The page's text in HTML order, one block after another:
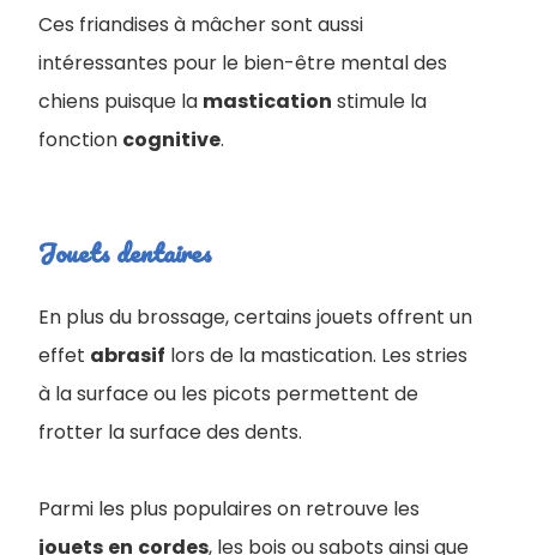
Ces friandises à mâcher sont aussi
intéressantes pour le bien-être mental des
chiens puisque la mastication stimule la
fonction cognitive.
Jouets dentaires
En plus du brossage, certains jouets offrent un
effet abrasif lors de la mastication. Les stries
à la surface ou les picots permettent de
frotter la surface des dents.
Parmi les plus populaires on retrouve les
jouets en cordes, les bois ou sabots ainsi que